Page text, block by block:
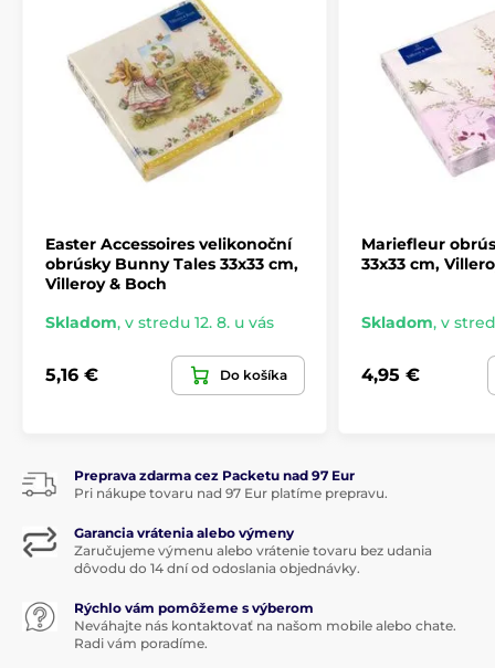
Easter Accessoires velikonoční
obrúsky Bunny Tales 33x33 cm,
Villeroy & Boch
Skladom, v stredu 12. 8. u vás
5,16 € Do košíka
Mariefleur
33x33 cm,
Skladom, v
4,95 €
Preprava zdarma cez Packetu nad 97 Eur
Pri nákupe tovaru nad 97 Eur platíme prepravu.
Garancia vrátenia alebo výmeny
Zaručujeme výmenu alebo vrátenie tovaru bez udania
dôvodu do 14 dní od odoslania objednávky.
Rýchlo vám pomôžeme s výberom
Neváhajte nás kontaktovať na našom mobile alebo chate.
Radi vám poradíme.